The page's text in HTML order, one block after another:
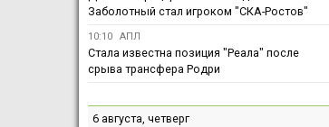
Заболотный стал игроком "СКА-Ростов"
10:10 АПЛ
Стала известна позиция "Реала" после
срыва трансфера Родри
6 августа, четверг